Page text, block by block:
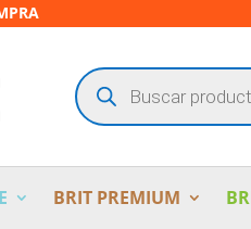
Búsqueda
de
productos
BRIT PREMIUM